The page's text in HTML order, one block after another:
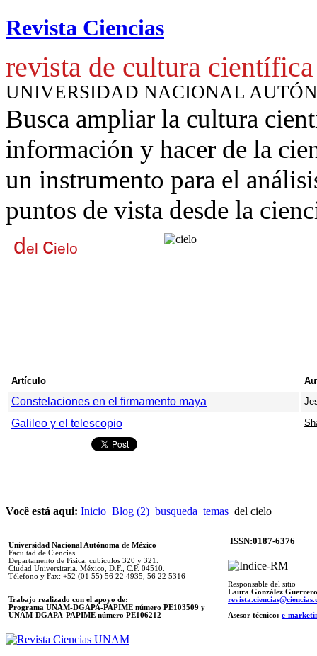
Revista Ciencias
revista de cultura científica
UNIVERSIDAD NACIONAL
Busca ampliar la cultura
información y hacer de la
un instrumento para el
puntos de vista desde la
del cielo
Artículo
Constelaciones en el firmamento maya
Galileo y el telescopio
Você está aqui: Inicio Blog (2) busqueda temas del cielo
Universidad Nacional Autónoma de México
Facultad de Ciencias
Departamento de Física, cubículos 320 y 321.
Ciudad Universitaria. México, D.F., C.P. 04510.
Télefono y Fax: +52 (01 55) 56 22 4935, 56 22 5316
Trabajo realizado con el apoyo de:
Programa UNAM-DGAPA-PAPIME número PE103509 y
UNAM-DGAPA-PAPIME número PE106212
ISSN:0187-6376
Responsable del sitio
Laura González Guerrero
Asesor técnico: e-